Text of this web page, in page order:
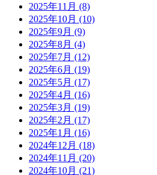
2025年11月 (8)
2025年10月 (10)
2025年9月 (9)
2025年8月 (4)
2025年7月 (12)
2025年6月 (19)
2025年5月 (17)
2025年4月 (16)
2025年3月 (19)
2025年2月 (17)
2025年1月 (16)
2024年12月 (18)
2024年11月 (20)
2024年10月 (21)